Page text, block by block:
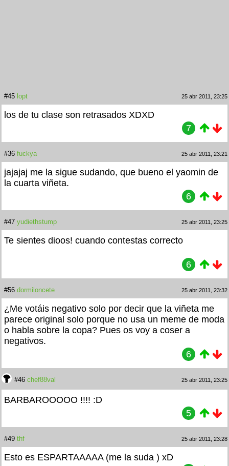
#45 lopt 25 abr 2011, 23:25
los de tu clase son retrasados XDXD
7
#36 fuckya 25 abr 2011, 23:21
jajajaj me la sigue sudando, que bueno el yaomin de
la cuarta viñeta.
6
#47 yudiethstump 25 abr 2011, 23:25
Te sientes dioos! cuando contestas correcto
6
#56 dormiloncete 25 abr 2011, 23:32
¿Me votáis negativo solo por decir que la viñeta me
parece original solo porque no usa un meme de moda
o habla sobre la copa? Pues os voy a coser a
negativos.
6
#46 chef88val 25 abr 2011, 23:25
BARBAROOOOO !!!! :D
5
#49 thf 25 abr 2011, 23:28
Esto es ESPARTAAAAA (me la suda ) xD